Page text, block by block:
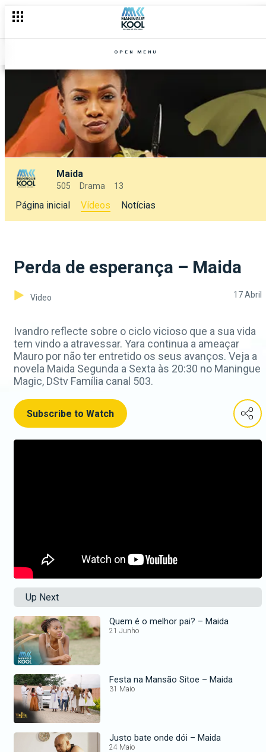
OPEN MENU
Maida
505 Drama 13
Página inicial Vídeos Notícias
Perda de esperança – Maida
Video 17 Abril
Ivandro reflecte sobre o ciclo vicioso que a sua vida
tem vindo a atravessar. Yara continua a ameaçar
Mauro por não ter entretido os seus avanços. Veja a
novela Maida Segunda a Sexta às 20:30 no Maningue
Magic, DStv Família canal 503.
Subscribe to Watch
Up Next
Quem é o melhor pai? – Maida
21 Junho
Festa na Mansão Sitoe – Maida
31 Maio
Justo bate onde dói – Maida
24 Maio